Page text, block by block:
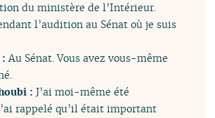
du ministère de l’Intérieur.
l’audition au Sénat où je suis
:Au Sénat. Vous avez vous-même
:J’ai moi-même été
rappelé qu’il était important